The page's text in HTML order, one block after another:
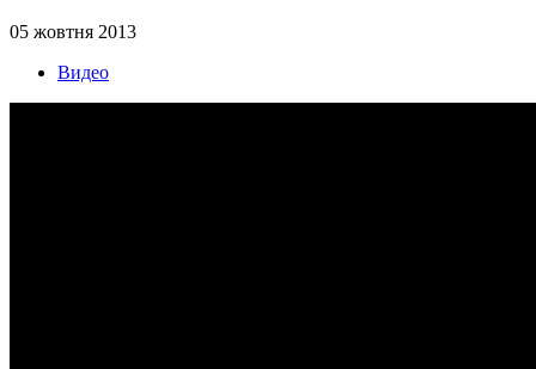
05 жовтня 2013
Видео